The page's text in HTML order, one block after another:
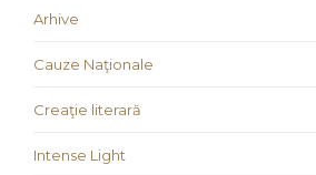
Arhive
Cauze Naţionale
Creaţie literară
Intense Light